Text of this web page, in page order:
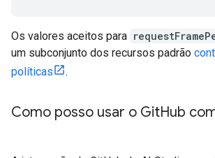
Os valores aceitos para
um subconjunto dos recursos padrão
políticas
.
Como posso usar o GitHub